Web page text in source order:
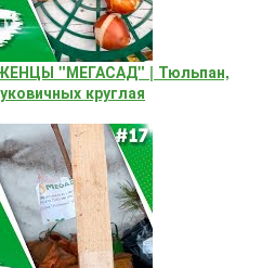
"МЕГАСАД" | Тюльпан,
круглая